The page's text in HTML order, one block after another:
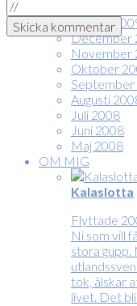
Januari
December
November
Oktober
September
Augusti
Juli 2008
Juni 2008
Maj 2008
OM MIG
Kalaslotta
Flyttade
Ni som vill
stora
tok, älskar
livet. Det